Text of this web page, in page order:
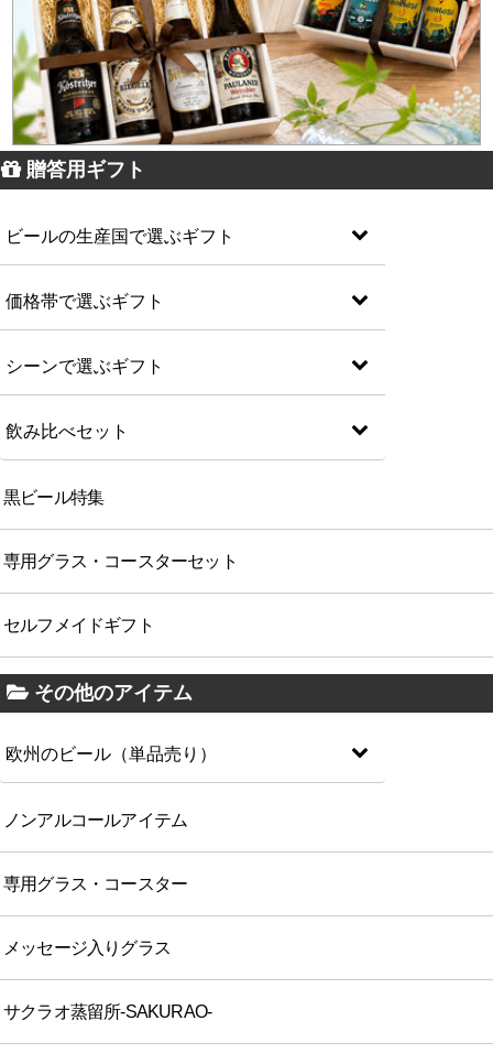
贈答用ギフト
ビールの生産国で選ぶギフト
価格帯で選ぶギフト
シーンで選ぶギフト
飲み比べセット
黒ビール特集
専用グラス・コースターセット
セルフメイドギフト
その他のアイテム
欧州のビール（単品売り）
ノンアルコールアイテム
専用グラス・コースター
メッセージ入りグラス
サクラオ蒸留所-SAKURAO-